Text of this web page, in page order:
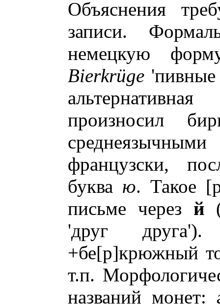
Объяснения
записи.
немецкую
Bierkrügе
произносил
французски,
буква ю. Такое
письме через й
'друг
+бе[р]крюжный
т.п.
названий монет: